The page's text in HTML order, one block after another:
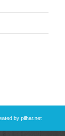
by pilhar.net